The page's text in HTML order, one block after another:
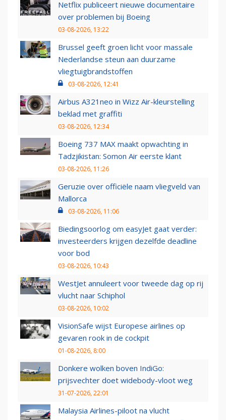
Netflix publiceert nieuwe documentaire
over problemen bij Boeing
03-08-2026, 13:22
Brussel geeft groen licht voor massale
Nederlandse steun aan duurzame
vliegtuigbrandstoffen
03-08-2026, 12:41
Airbus A321neo in Wizz Air-kleurstelling
beklad met graffiti
03-08-2026, 12:34
Boeing 737 MAX maakt opwachting in
Tadzjikistan: Somon Air eerste klant
03-08-2026, 11:26
Geruzie over officiële naam vliegveld van
Mallorca
03-08-2026, 11:06
Biedingsoorlog om easyJet gaat verder:
investeerders krijgen dezelfde deadline
voor bod
03-08-2026, 10:43
WestJet annuleert voor tweede dag op rij
vlucht naar Schiphol
03-08-2026, 10:02
VisionSafe wijst Europese airlines op
gevaren rook in de cockpit
01-08-2026, 8:00
Donkere wolken boven IndiGo:
prijsvechter doet widebody-vloot weg
31-07-2026, 22:01
Malaysia Airlines-piloot na vlucht